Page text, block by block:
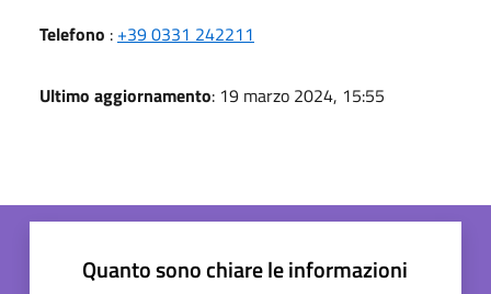
Telefono : +39 0331 242211
Ultimo aggiornamento: 19 marzo 2024, 15:55
Quanto sono chiare le informazioni